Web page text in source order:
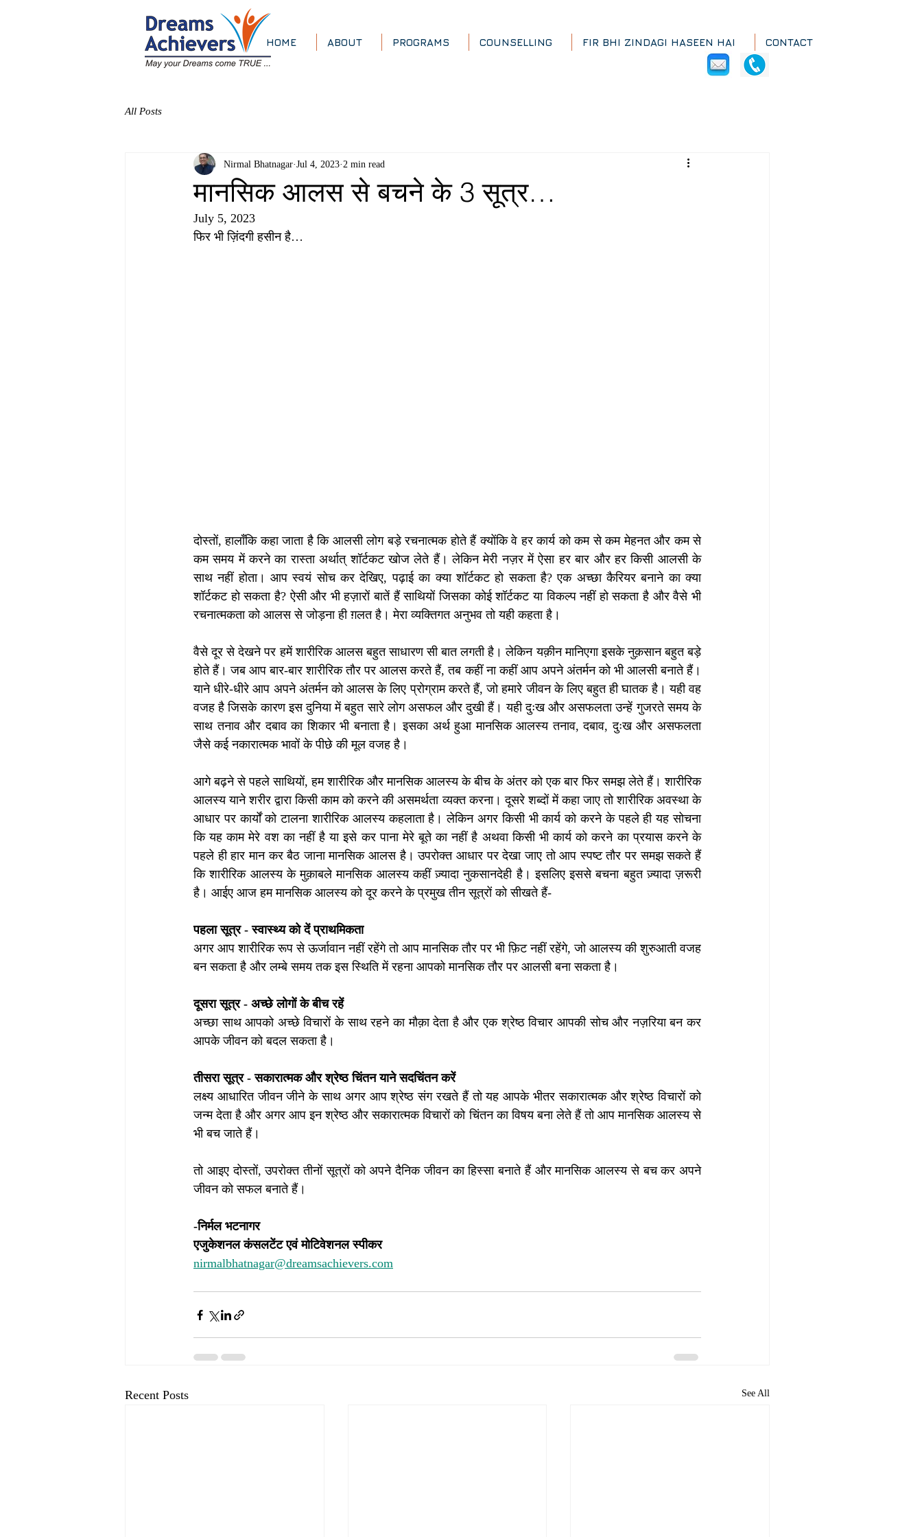
HOME ABOUT PROGRAMS COUNSELLING FIR BHI ZINDAGI HASEEN HAI CONTACT
All Posts
मानसिक आलस से बचने के 3 सूत्र…
Nirmal Bhatnagar Jul 4, 2023 2 min read
July 5, 2023
फिर भी ज़िंदगी हसीन है…
दोस्तों, हालाँकि कहा जाता है कि आलसी लोग बड़े रचनात्मक होते हैं क्योंकि वे हर कार्य को कम से कम मेहनत और कम से
कम समय में करने का रास्ता अर्थात् शॉर्टकट खोज लेते हैं। लेकिन मेरी नज़र में ऐसा हर बार और हर किसी आलसी के
साथ नहीं होता। आप स्वयं सोच कर देखिए, पढ़ाई का क्या शॉर्टकट हो सकता है? एक अच्छा कैरियर बनाने का क्या
शॉर्टकट हो सकता है? ऐसी और भी हज़ारों बातें हैं साथियों जिसका कोई शॉर्टकट या विकल्प नहीं हो सकता है और वैसे भी
रचनात्मकता को आलस से जोड़ना ही ग़लत है। मेरा व्यक्तिगत अनुभव तो यही कहता है।
वैसे दूर से देखने पर हमें शारीरिक आलस बहुत साधारण सी बात लगती है। लेकिन यक़ीन मानिएगा इसके नुक़सान बहुत बड़े
होते हैं। जब आप बार-बार शारीरिक तौर पर आलस करते हैं, तब कहीं ना कहीं आप अपने अंतर्मन को भी आलसी बनाते हैं।
याने धीरे-धीरे आप अपने अंतर्मन को आलस के लिए प्रोग्राम करते हैं, जो हमारे जीवन के लिए बहुत ही घातक है। यही वह
वजह है जिसके कारण इस दुनिया में बहुत सारे लोग असफल और दुखी हैं। यही दुःख और असफलता उन्हें गुजरते समय के
साथ तनाव और दबाव का शिकार भी बनाता है। इसका अर्थ हुआ मानसिक आलस्य तनाव, दबाव, दुःख और असफलता
जैसे कई नकारात्मक भावों के पीछे की मूल वजह है।
आगे बढ़ने से पहले साथियों, हम शारीरिक और मानसिक आलस्य के बीच के अंतर को एक बार फिर समझ लेते हैं। शारीरिक
आलस्य याने शरीर द्वारा किसी काम को करने की असमर्थता व्यक्त करना। दूसरे शब्दों में कहा जाए तो शारीरिक अवस्था के
आधार पर कार्यों को टालना शारीरिक आलस्य कहलाता है। लेकिन अगर किसी भी कार्य को करने के पहले ही यह सोचना
कि यह काम मेरे वश का नहीं है या इसे कर पाना मेरे बूते का नहीं है अथवा किसी भी कार्य को करने का प्रयास करने के
पहले ही हार मान कर बैठ जाना मानसिक आलस है। उपरोक्त आधार पर देखा जाए तो आप स्पष्ट तौर पर समझ सकते हैं
कि शारीरिक आलस्य के मुक़ाबले मानसिक आलस्य कहीं ज़्यादा नुकसानदेही है। इसलिए इससे बचना बहुत ज़्यादा ज़रूरी
है। आईए आज हम मानसिक आलस्य को दूर करने के प्रमुख तीन सूत्रों को सीखते हैं-
पहला सूत्र - स्वास्थ्य को दें प्राथमिकता
अगर आप शारीरिक रूप से ऊर्जावान नहीं रहेंगे तो आप मानसिक तौर पर भी फ़िट नहीं रहेंगे, जो आलस्य की शुरुआती वजह
बन सकता है और लम्बे समय तक इस स्थिति में रहना आपको मानसिक तौर पर आलसी बना सकता है।
दूसरा सूत्र - अच्छे लोगों के बीच रहें
अच्छा साथ आपको अच्छे विचारों के साथ रहने का मौक़ा देता है और एक श्रेष्ठ विचार आपकी सोच और नज़रिया बन कर
आपके जीवन को बदल सकता है।
तीसरा सूत्र - सकारात्मक और श्रेष्ठ चिंतन याने सदचिंतन करें
लक्ष्य आधारित जीवन जीने के साथ अगर आप श्रेष्ठ संग रखते हैं तो यह आपके भीतर सकारात्मक और श्रेष्ठ विचारों को
जन्म देता है और अगर आप इन श्रेष्ठ और सकारात्मक विचारों को चिंतन का विषय बना लेते हैं तो आप मानसिक आलस्य से
भी बच जाते हैं।
तो आइए दोस्तों, उपरोक्त तीनों सूत्रों को अपने दैनिक जीवन का हिस्सा बनाते हैं और मानसिक आलस्य से बच कर अपने
जीवन को सफल बनाते हैं।
-निर्मल भटनागर
एजुकेशनल कंसलटेंट एवं मोटिवेशनल स्पीकर
nirmalbhatnagar@dreamsachievers.com
Recent Posts See All